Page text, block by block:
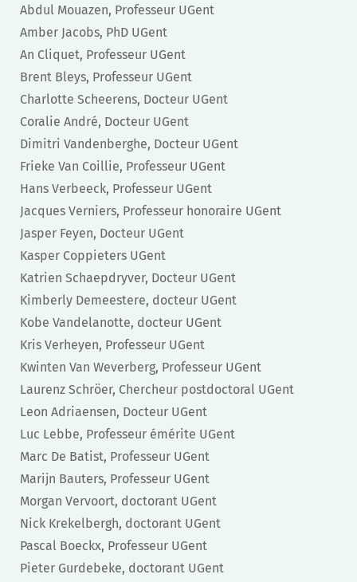
Abdul Mouazen, Professeur UGent
Amber Jacobs, PhD UGent
An Cliquet, Professeur UGent
Brent Bleys, Professeur UGent
Charlotte Scheerens, Docteur UGent
Coralie André, Docteur UGent
Dimitri Vandenberghe, Docteur UGent
Frieke Van Coillie, Professeur UGent
Hans Verbeeck, Professeur UGent
Jacques Verniers, Professeur honoraire UGent
Jasper Feyen, Docteur UGent
Kasper Coppieters UGent
Katrien Schaepdryver, Docteur UGent
Kimberly Demeestere, docteur UGent
Kobe Vandelanotte, docteur UGent
Kris Verheyen, Professeur UGent
Kwinten Van Weverberg, Professeur UGent
Laurenz Schröer, Chercheur postdoctoral UGent
Leon Adriaensen, Docteur UGent
Luc Lebbe, Professeur émérite UGent
Marc De Batist, Professeur UGent
Marijn Bauters, Professeur UGent
Morgan Vervoort, doctorant UGent
Nick Krekelbergh, doctorant UGent
Pascal Boeckx, Professeur UGent
Pieter Gurdebeke, doctorant UGent